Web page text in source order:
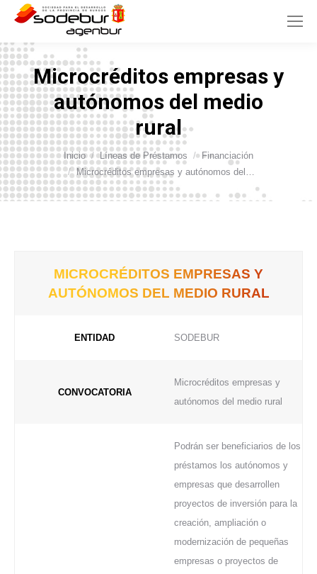
Microcréditos empresas y
autónomos del medio
rural
Estás aquí:
Inicio Líneas de Préstamos
Financiación
Microcréditos empresas y autónomos del…
MICROCRÉDITOS EMPRESAS Y
AUTÓNOMOS DEL MEDIO RURAL
ENTIDAD SODEBUR
CONVOCATORIA
Microcréditos empresas y
autónomos del medio rural
Podrán ser beneficiarios de los
préstamos los autónomos y
empresas que desarrollen
proyectos de inversión para la
creación, ampliación o
modernización de pequeñas
empresas o proyectos de